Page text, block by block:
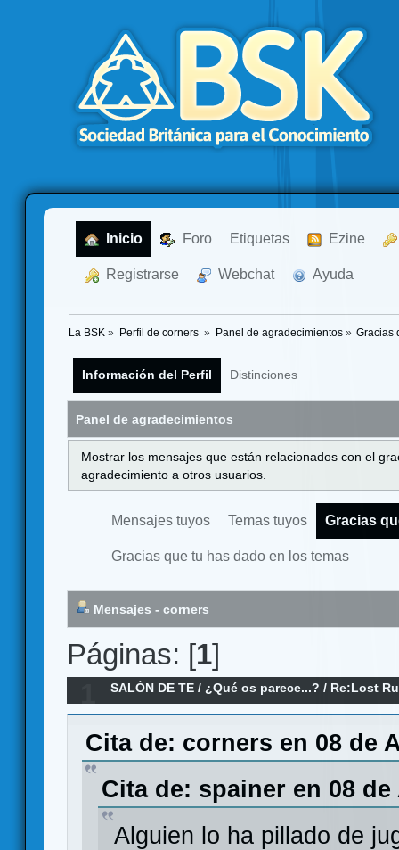
Inicio Foro Etiquetas Ezine
Registrarse Webchat Ayuda
La BSK » Perfil de corners » Panel de agradecimientos» Gracias
Información del Perfil Distinciones
Panel de agradecimientos
Mostrar los mensajes que están relacionados con el
agradecimiento a otros usuarios.
Mensajes tuyos Temas tuyos Gracias
Gracias que tu has dado en los temas
Mensajes - corners
Páginas: [1]
SALÓN DE TE /¿Qué os parece...? / Re:Lost
Cita de: corners en 08 de
Cita de: spainer en 08
Alguien lo ha pillado de